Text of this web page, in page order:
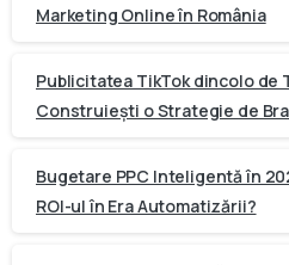
Marketing Online în România
Publicitatea TikTok dincolo de
Construiești o Strategie de
Bugetare PPC Inteligentă în
ROI-ul în Era Automatizării?